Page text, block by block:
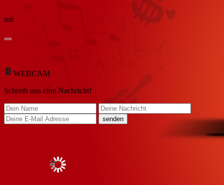
mit
WEBCAM
Schreib uns eine Nachricht!